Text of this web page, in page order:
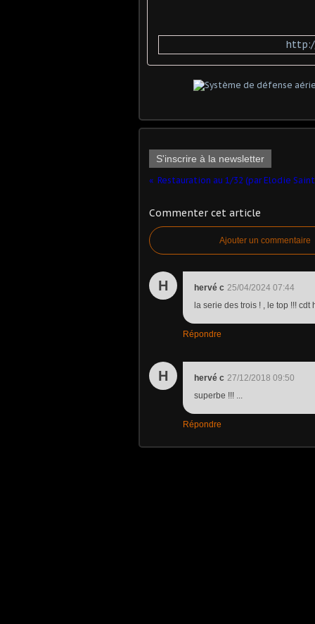
S'inscrire à la newsletter
Commenter cet article
Ajouter un commentaire
H hervé c 25/04/2024 07:44
la serie des trois ! , le top !!! cdt
Répondre
H hervé c 27/12/2018 09:50
superbe !!! ...
Répondre